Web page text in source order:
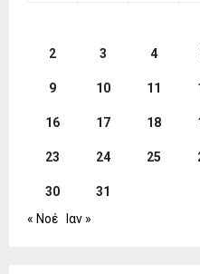
2 3 4
9 10 11
16 17 18
23 24 25
30
31
« Νοέ
Ιαν »